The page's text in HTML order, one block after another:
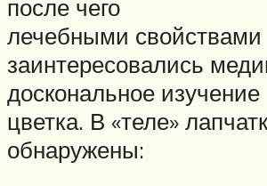
после чего
лечебными свойствами
заинтересовались
доскональное изучение
цветка. В «теле»
обнаружены: